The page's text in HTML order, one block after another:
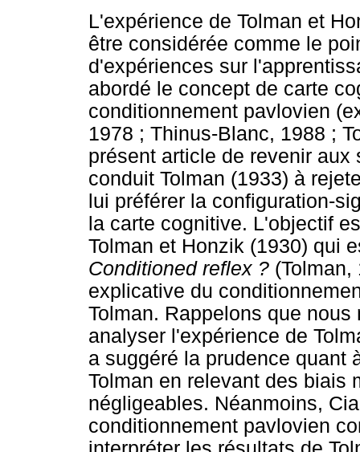
L'expérience de Tolman et
être considérée comme le
d'expériences sur
abordé le concept de carte
conditionnement pavlovien
1978 ; Thinus-Blanc, 1988 ;
présent article de revenir
conduit Tolman (1933) à
lui préférer la configuration-
la carte cognitive. L'objectif
Tolman et Honzik (1930) qui
Conditioned reflex ?
explicative du
Tolman. Rappelons que
analyser l'expérience de
a suggéré la prudence quant
Tolman en relevant des biais
négligeables. Néanmoins,
conditionnement pavlovien